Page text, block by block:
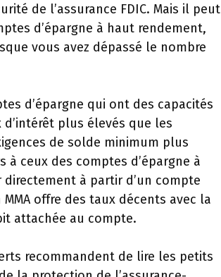
de l’assurance FDIC. Mais il peut
d’épargne à haut rendement,
vous avez dépassé le nombre
d’épargne qui ont des capacités
plus élevés que les
de solde minimum plus
ceux des comptes d’épargne à
à partir d’un compte
offre des taux décents avec la
attachée au compte.
recommandent de lire les petits